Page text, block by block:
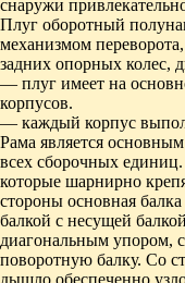
снаружи
Плуг оборотный
механизмом
задних опорных колес,
— плуг имеет на
корпусов.
— каждый корпус
Рама является
всех сборочных единиц.
которые шарнирно
стороны основная
балкой с несущей
диагональным упором,
поворотную балку. Со
дышло обеспеченно